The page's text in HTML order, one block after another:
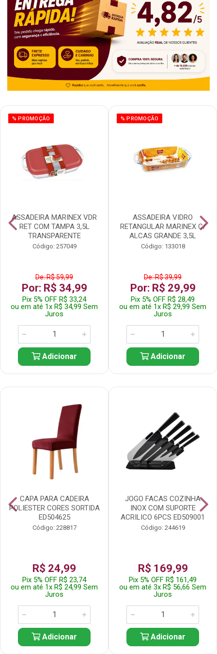
% PROMOÇÃO
ASSADEIRA MARINEX VDR
RET COM TAMPA 3,5L
TRANSPARENTE
Código: 257049
De: R$ 59,99
Por: R$ 34,99
Pix 5% OFF R$ 33,24
ou em até 1x R$ 34,99 Sem
Juros
Adicionar
% PROMOÇÃO
ASSADEIRA VIDRO
RETANGULAR MARINEX C/
ALCAS GRANDE 3,5L
Código: 133018
De: R$ 39,99
Por: R$ 29,99
Pix 5% OFF R$ 28,49
ou em até 1x R$ 29,99 Sem
Juros
Adicionar
CAPA PARA CADEIRA
POLIESTER CORES SORTIDA
ED504625
Código: 228817
R$ 24,99
Pix 5% OFF R$ 23,74
ou em até 1x R$ 24,99 Sem
Juros
Adicionar
JOGO FACAS COZINHA
INOX COM SUPORTE
ACRILICO 6PCS ED509001
Código: 244619
R$ 169,99
Pix 5% OFF R$ 161,49
ou em até 3x R$ 56,66 Sem
Juros
Adicionar